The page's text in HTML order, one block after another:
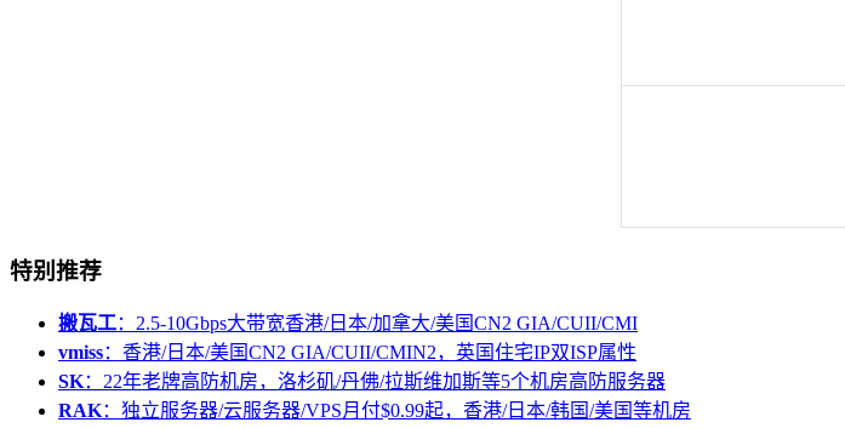
特别推荐
搬瓦工：2.5-10Gbps大带宽香港/日本/加拿大/美国CN2 GIA/CUII/CMI
vmiss：香港/日本/美国CN2 GIA/CUII/CMIN2，英国住宅IP双ISP属性
SK：22年老牌高防机房，洛杉矶/丹佛/拉斯维加斯等5个机房高防服务器
RAK：独立服务器/云服务器/VPS月付$0.99起，香港/日本/韩国/美国等机房